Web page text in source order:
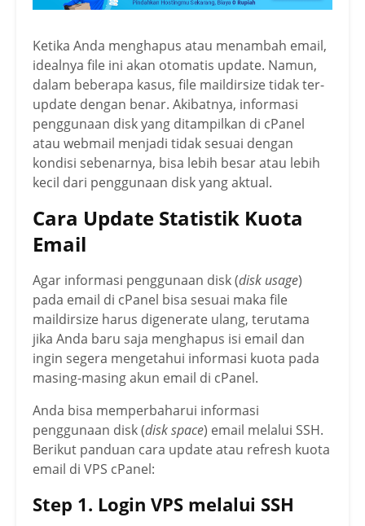
Ketika Anda menghapus atau menambah email,
idealnya file ini akan otomatis update. Namun,
dalam beberapa kasus, file maildirsize tidak ter-
update dengan benar. Akibatnya, informasi
penggunaan disk yang ditampilkan di cPanel
atau webmail menjadi tidak sesuai dengan
kondisi sebenarnya, bisa lebih besar atau lebih
kecil dari penggunaan disk yang aktual.
Cara Update Statistik Kuota
Email
Agar informasi penggunaan disk (disk usage)
pada email di cPanel bisa sesuai maka file
maildirsize harus digenerate ulang, terutama
jika Anda baru saja menghapus isi email dan
ingin segera mengetahui informasi kuota pada
masing-masing akun email di cPanel.
Anda bisa memperbaharui informasi
penggunaan disk (disk space) email melalui SSH.
Berikut panduan cara update atau refresh kuota
email di VPS cPanel:
Step 1. Login VPS melalui SSH